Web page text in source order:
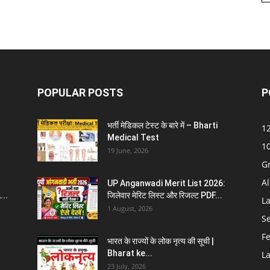
POPULAR POSTS
भर्ती मेडिकल टेस्ट के बारे में – Bharti
Medical Test
19 June, 2026
UP Anganwadi Merit List 2026:
जिलेवार मेरिट लिस्ट और रिजल्ट PDF...
1 August, 2026
भारत के राज्यों के लोक नृत्य की सूची |
Bharat ke...
23 July, 2026